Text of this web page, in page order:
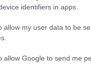
identifiers in apps.
allow my user data to be
allow Google to send me